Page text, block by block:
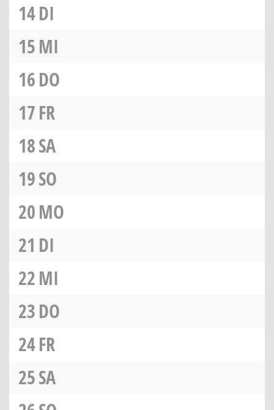
14DI
15MI
16DO
17FR
18SA
19SO
20MO
21 DI
22MI
23DO
24FR
25SA